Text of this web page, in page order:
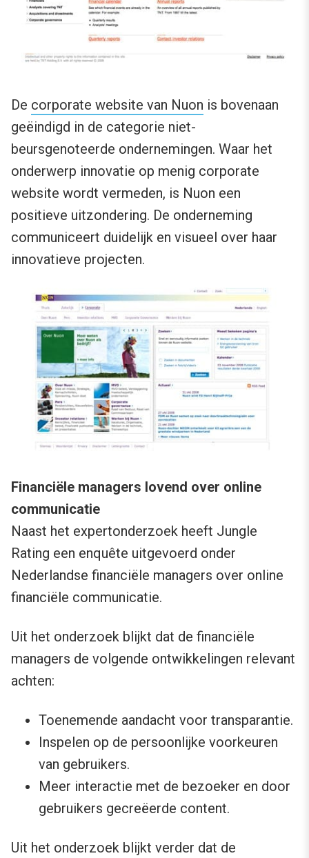
De corporate website van Nuon is bovenaan
geëindigd in de categorie niet-
beursgenoteerde ondernemingen. Waar het
onderwerp innovatie op menig corporate
website wordt vermeden, is Nuon een
positieve uitzondering. De onderneming
communiceert duidelijk en visueel over haar
innovatieve projecten.
Financiële managers lovend over online
communicatie
Naast het expertonderzoek heeft Jungle
Rating een enquête uitgevoerd onder
Nederlandse financiële managers over online
financiële communicatie.
Uit het onderzoek blijkt dat de financiële
managers de volgende ontwikkelingen relevant
achten:
Toenemende aandacht voor transparantie.
Inspelen op de persoonlijke voorkeuren
van gebruikers.
Meer interactie met de bezoeker en door
gebruikers gecreëerde content.
Uit het onderzoek blijkt verder dat de